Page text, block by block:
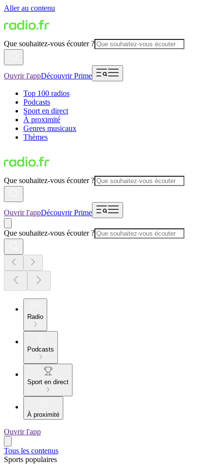
Aller au contenu
Que souhaitez-vous écouter ?
Ouvrir l'appDécouvrir Prime
Top 100 radios
Podcasts
Sport en direct
À proximité
Genres musicaux
Thèmes
Que souhaitez-vous écouter ?
Ouvrir l'appDécouvrir Prime
Que souhaitez-vous écouter ?
Radio
Podcasts
Sport en direct
À proximité
Ouvrir l'app
Tous les contenus
Sports populaires